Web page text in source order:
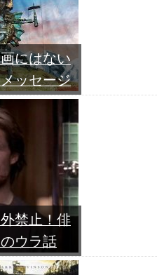
にはない
ッセージ
禁止！俳
ウラ話